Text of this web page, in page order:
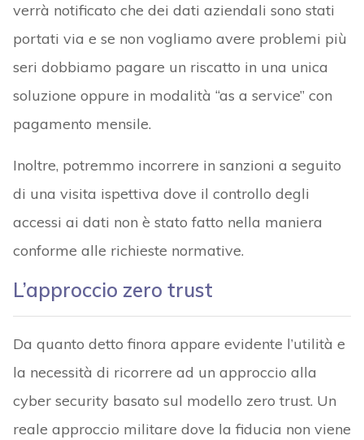
verrà notificato che dei dati aziendali sono stati
portati via e se non vogliamo avere problemi più
seri dobbiamo pagare un riscatto in una unica
soluzione oppure in modalità “as a service” con
pagamento mensile.
Inoltre, potremmo incorrere in sanzioni a seguito
di una visita ispettiva dove il controllo degli
accessi ai dati non è stato fatto nella maniera
conforme alle richieste normative.
L’approccio zero trust
Da quanto detto finora appare evidente l’utilità e
la necessità di ricorrere ad un approccio alla
cyber security basato sul modello zero trust. Un
reale approccio militare dove la fiducia non viene